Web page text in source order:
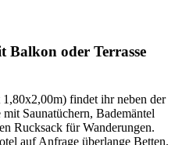
Balkon oder Terrasse
findet ihr neben der
Saunatüchern, Bademäntel
Rucksack für Wanderungen.
auf Anfrage überlange Betten.